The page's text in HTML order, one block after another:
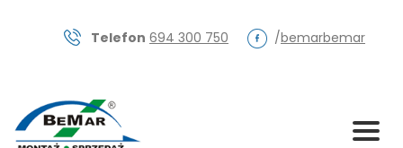
Telefon 694 300 750 /bemarbemar